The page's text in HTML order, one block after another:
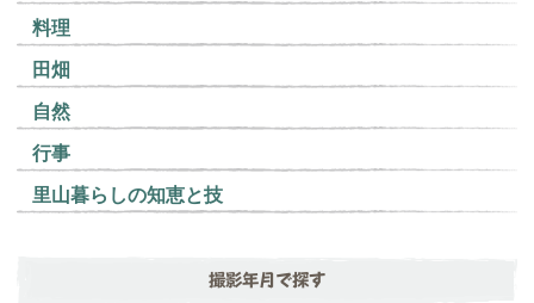
料理
田畑
自然
行事
里山暮らしの知恵と技
撮影年月で探す